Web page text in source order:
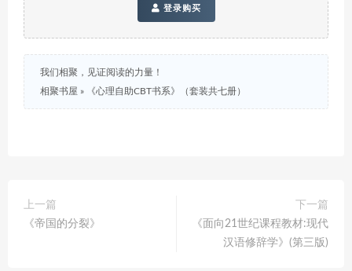
登录购买
我们相聚，见证阅读的力量！
相聚书屋 » 《心理自助CBT书系》（套装共七册）
上一篇
《帝国的分裂》
下一篇
《面向21世纪课程教材:现代
汉语修辞学》(第三版)